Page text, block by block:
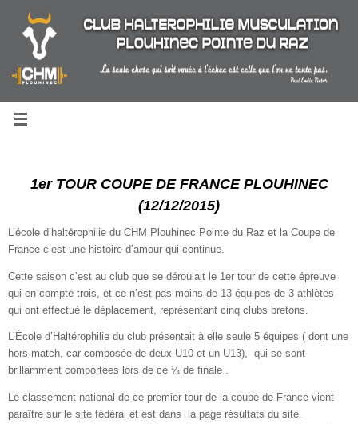
contenu
1er TOUR COUPE DE FRANCE PLOUHINEC
(12/12/2015)
L’école d’haltérophilie du CHM Plouhinec Pointe du Raz et la Coupe de
France c’est une histoire d’amour qui continue.
Cette saison c’est au club que se déroulait le 1er tour de cette épreuve
qui en compte trois, et ce n’est pas moins de 13 équipes de 3 athlètes
qui ont effectué le déplacement, représentant cinq clubs bretons.
L’École d’Haltérophilie du club présentait à elle seule 5 équipes ( dont une
hors match, car composée de deux U10 et un U13), qui se sont
brillamment comportées lors de ce ¼ de finale .
Le classement national de ce premier tour de la coupe de France vient
paraître sur le site fédéral et est dans la page résultats du site.